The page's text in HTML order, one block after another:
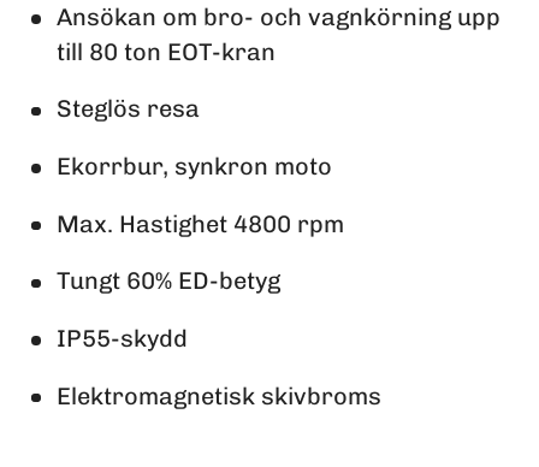
Ansökan om bro- och vagnkörning upp
till 80 ton EOT-kran
Steglös resa
Ekorrbur, synkron moto
Max. Hastighet 4800 rpm
Tungt 60% ED-betyg
IP55-skydd
Elektromagnetisk skivbroms